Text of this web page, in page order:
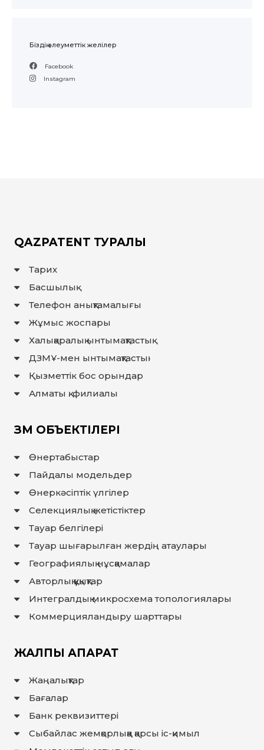
Біздің әлеуметтік желілер
Facebook
Instagram
QAZPATENT ТУРАЛЫ
Тарих
Басшылық
Телефон анықтамалығы
Жұмыс жоспары
Халықаралық ынтымақтастық
ДЗМҰ-мен ынтымақтастық
Қызметтік бос орындар
Алматы қ. филиалы
ЗМ ОБЪЕКТІЛЕРІ
Өнертабыстар
Пайдалы модельдер
Өнеркәсіптік үлгілер
Селекциялық жетістіктер
Тауар белгілері
Тауар шығарылған жердiң атаулары
Географиялық нұсқамалар
Авторлық құқықтар
Интегралдық микросхема топологиялары
Коммерцияландыру шарттары
ЖАЛПЫ АҚПАРАТ
Жаңалықтар
Бағалар
Банк реквизиттері
Сыбайлас жемқорлыққа қарсы іс-қимыл